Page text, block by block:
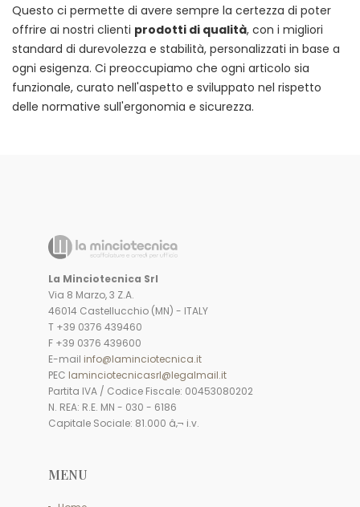
Questo ci permette di avere sempre la certezza di poter
offrire ai nostri clienti prodotti di qualità, con i migliori
standard di durevolezza e stabilità, personalizzati in base a
ogni esigenza. Ci preoccupiamo che ogni articolo sia
funzionale, curato nell'aspetto e sviluppato nel rispetto
delle normative sull'ergonomia e sicurezza.
La Minciotecnica Srl
Via 8 Marzo, 3 Z.A.
46014 Castellucchio (MN) - ITALY
T +39 0376 439460
F +39 0376 439600
E-mail info@laminciotecnica.it
PEC laminciotecnicasrl@legalmail.it
Partita IVA / Codice Fiscale: 00453080202
N. REA: R.E. MN - 030 - 6186
Capitale Sociale: 81.000 â‚¬ i.v.
MENU